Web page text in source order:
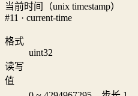
当前时间（unix timestamp）
#11 · current-time
格式
uint32
读写
值